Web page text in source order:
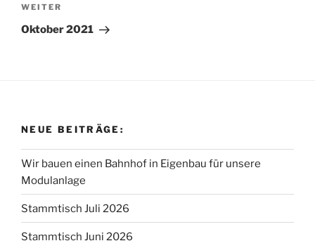
Nächster
Beitrag
WEITER
Oktober 2021
NEUE BEITRÄGE:
Wir bauen einen Bahnhof in Eigenbau für unsere
Modulanlage
Stammtisch Juli 2026
Stammtisch Juni 2026